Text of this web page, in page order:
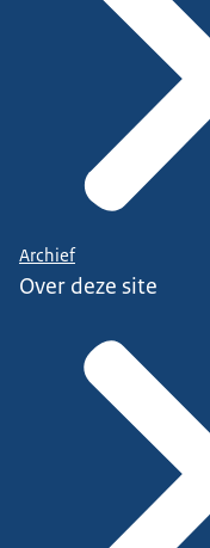
Archief
Over deze site